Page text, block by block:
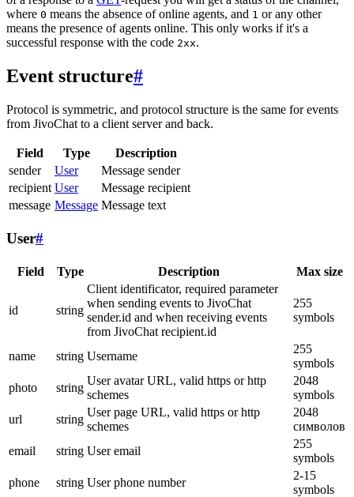
where 0 means the absence of online agents, and 1 or any other
means the presence of agents online. This only works if it's a
successful response with the code 2xx.
Event structure#
Protocol is symmetric, and protocol structure is the same for events
from JivoChat to a client server and back.
Field Type
Description
sender
User
Message sender
recipient User
Message recipient
message Message Message text
User#
Field Type Description Max size
id string
Client identificator, required parameter
when sending events to JivoChat
sender.id and when receiving events
from JivoChat recipient.id
255
symbols
name string Username
255
symbols
photo
string
User avatar URL, valid https or http
schemes
2048
symbols
url
string
User page URL, valid https or http
schemes
2048
символов
email
string User email
255
symbols
phone
string User phone number
2-15
symbols